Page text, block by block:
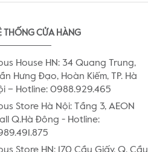
THỐNG CỬA HÀNG
House HN: 34 Quang Trung,
Hưng Đạo, Hoàn Kiếm, TP. Hà
– Hotline: 0988.929.465
Store Hà Nội: Tầng 3, AEON
Q.Hà Đông - Hotline: